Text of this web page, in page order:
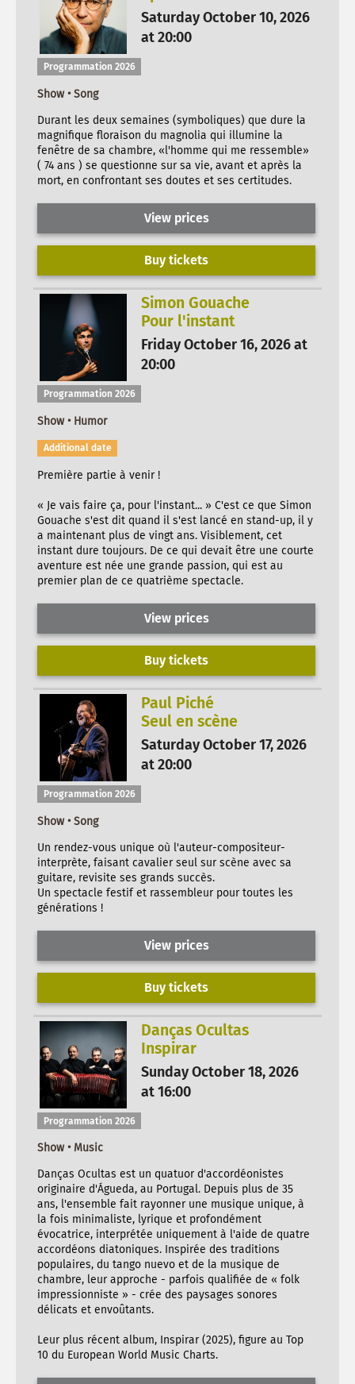
Saturday October 10, 2026
at 20:00
Programmation 2026
Show • Song
Durant les deux semaines (symboliques) que dure la
magnifique floraison du magnolia qui illumine la
fenêtre de sa chambre, «l'homme qui me ressemble»
( 74 ans ) se questionne sur sa vie, avant et après la
mort, en confrontant ses doutes et ses certitudes.
View prices
Buy tickets
Simon Gouache
Pour l'instant
Friday October 16, 2026 at
20:00
Programmation 2026
Show • Humor
Additional date
Première partie à venir !
« Je vais faire ça, pour l'instant... » C'est ce que Simon
Gouache s'est dit quand il s'est lancé en stand-up, il y
a maintenant plus de vingt ans. Visiblement, cet
instant dure toujours. De ce qui devait être une courte
aventure est née une grande passion, qui est au
premier plan de ce quatrième spectacle.
View prices
Buy tickets
Paul Piché
Seul en scène
Saturday October 17, 2026
at 20:00
Programmation 2026
Show • Song
Un rendez-vous unique où l'auteur-compositeur-
interprète, faisant cavalier seul sur scène avec sa
guitare, revisite ses grands succès.
Un spectacle festif et rassembleur pour toutes les
générations !
View prices
Buy tickets
Danças Ocultas
Inspirar
Sunday October 18, 2026
at 16:00
Programmation 2026
Show • Music
Danças Ocultas est un quatuor d'accordéonistes
originaire d'Águeda, au Portugal. Depuis plus de 35
ans, l'ensemble fait rayonner une musique unique, à
la fois minimaliste, lyrique et profondément
évocatrice, interprétée uniquement à l'aide de quatre
accordéons diatoniques. Inspirée des traditions
populaires, du tango nuevo et de la musique de
chambre, leur approche - parfois qualifiée de « folk
impressionniste » - crée des paysages sonores
délicats et envoûtants.
Leur plus récent album, Inspirar (2025), figure au Top
10 du European World Music Charts.